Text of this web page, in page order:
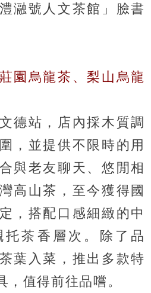
瀜號人文茶館」臉書
園烏龍茶、梨山烏龍
德站，店內採木質調
，並提供不限時的用
與老友聊天、悠閒相
高山茶，至今獲得國
，搭配口感細緻的中
茶香層次。除了品
葉入菜，推出多款特
，值得前往品嚐。